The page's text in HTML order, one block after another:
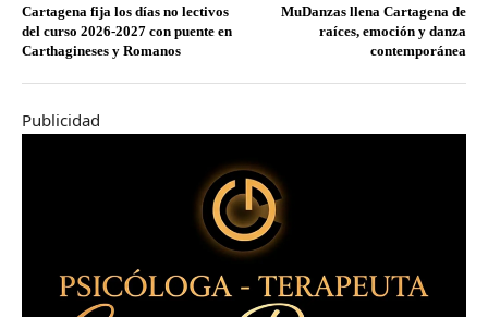
Cartagena fija los días no lectivos
del curso 2026-2027 con puente en
Carthagineses y Romanos
MuDanzas llena Cartagena de
raíces, emoción y danza
contemporánea
Publicidad